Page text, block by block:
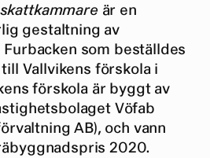
är en
gestaltning av
som beställdes
Vallvikens förskola i
förskola är byggt av
Vöfab
AB), och vann
2020.